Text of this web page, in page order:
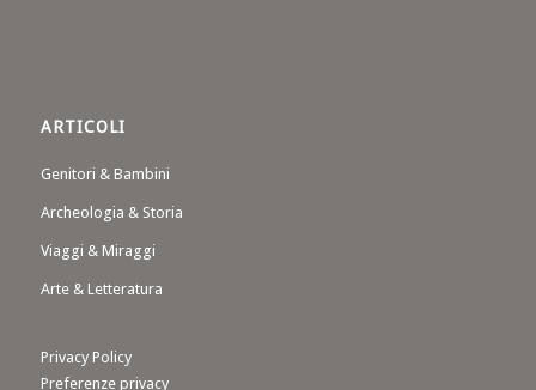
ARTICOLI
Genitori & Bambini
Archeologia & Storia
Viaggi & Miraggi
Arte & Letteratura
Privacy Policy
Preferenze privacy